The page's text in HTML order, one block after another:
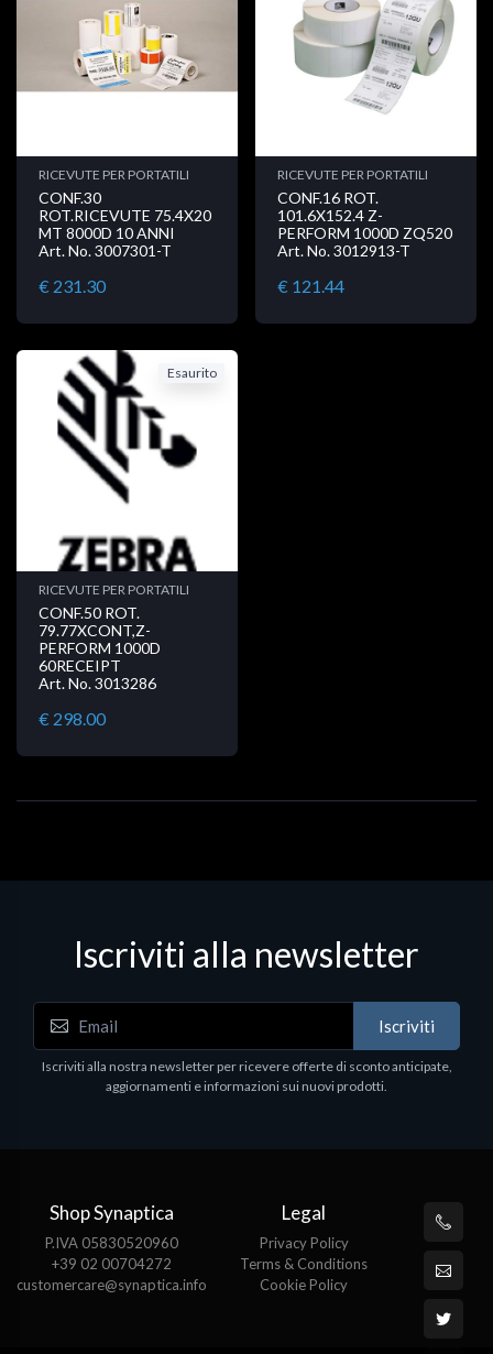
RICEVUTE PER PORTATILI
CONF.30
ROT.RICEVUTE 75.4X20
MT 8000D 10 ANNI
Art. No. 3007301-T
€ 231.30
RICEVUTE PER PORTATILI
CONF.16 ROT.
101.6X152.4 Z-
PERFORM 1000D ZQ520
Art. No. 3012913-T
€ 121.44
Esaurito
RICEVUTE PER PORTATILI
CONF.50 ROT.
79.77XCONT,Z-
PERFORM 1000D
60RECEIPT
Art. No. 3013286
€ 298.00
Iscriviti alla newsletter
Iscriviti
Iscriviti alla nostra newsletter per ricevere offerte di sconto anticipate,
aggiornamenti e informazioni sui nuovi prodotti.
Shop Synaptica
P.IVA 05830520960
+39 02 00704272
customercare@synaptica.info
Legal
Privacy Policy
Terms & Conditions
Cookie Policy